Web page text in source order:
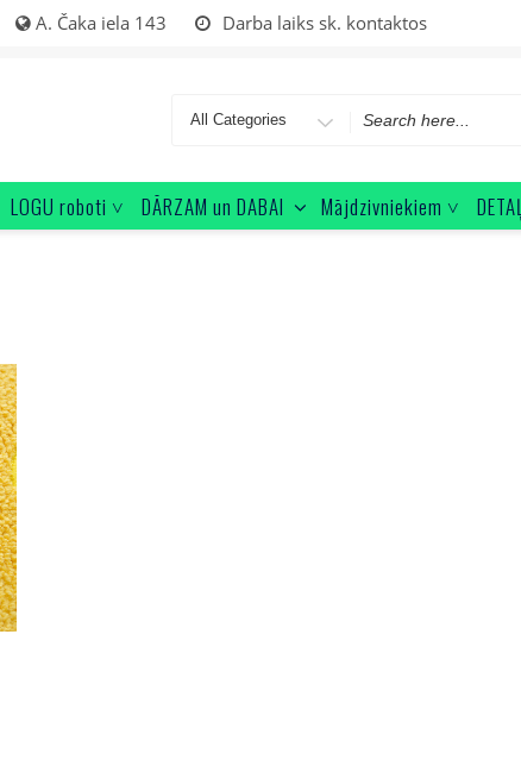
A. Čaka iela 143 Darba laiks sk. kontaktos
Search
LOGU roboti ˅ DĀRZAM un DABAI Mājdzivniekiem ˅